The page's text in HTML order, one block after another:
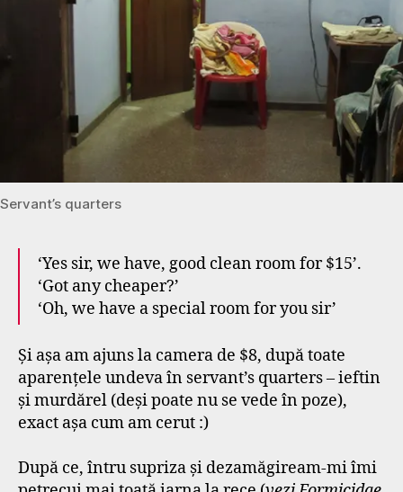
Servant’s quarters
‘Yes sir, we have, good clean room for $15’.
‘Got any cheaper?’
‘Oh, we have a special room for you sir’
Și așa am ajuns la camera de $8, după toate
aparențele undeva în servant’s quarters – ieftin
și murdărel (deși poate nu se vede în poze),
exact așa cum am cerut :)
După ce, întru supriza și dezamăgiream-mi îmi